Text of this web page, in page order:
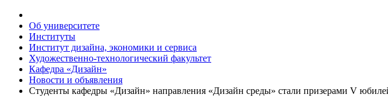
Об университете
Институты
Институт дизайна, экономики и сервиса
Художественно-технологический факультет
Кафедра «Дизайн»
Новости и объявления
Студенты кафедры «Дизайн» направления «Дизайн среды» стали призерами V